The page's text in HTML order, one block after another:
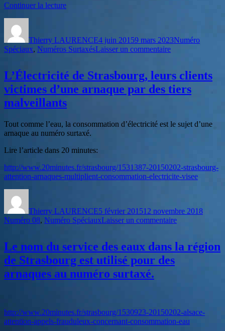
Continuer la lecturede
comment
se
depuis
son
téléphone »
Thierry LAURENCE4 juin 20159 mars 2023Numéro
Spéciaux, Numéros SurtaxésLaisser un commentairesur
ou
comment
se
depuis
L’Électricité de Strasbourg, leurs clients
victimes d’une arnaque par des tiers
malveillants
Tout comme l’eau, la consommation d’électricité est le sujet d’une
arnaque au numéro surtaxé.
Lire l’article dans 20 minutes:
http://www.20minutes.fr/strasbourg/1531387-20150202-strasbourg-
attention-arnaques-multiplient-consommation-electricite-visee
Thierry LAURENCE5 février 201512 novembre 2018
Numéro 08, Numéro SpéciauxLaisser un commentairesur
Strasbourg,
des
tiers
Le nom du service des eaux dans la région
de Strasbourg est utilisé pour des
arnaques au numéro surtaxé.
http://www.20minutes.fr/strasbourg/1530923-20150202-alsace-
attention-appels-frauduleux-concernant-consommation-eau